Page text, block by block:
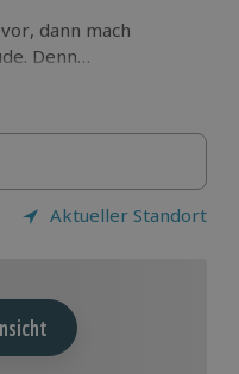
dann mach
Denn
und bleiben in
von Jochen
und lass dich
Aktueller Standort